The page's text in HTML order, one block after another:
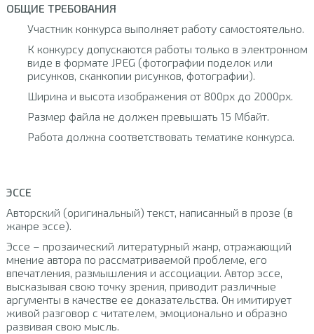
ОБЩИЕ ТРЕБОВАНИЯ
Участник конкурса выполняет работу самостоятельно.
К конкурсу допускаются работы только в электронном
виде в формате JPEG (фотографии поделок или
рисунков, сканкопии рисунков, фотографии).
Ширина и высота изображения от 800px до 2000px.
Размер файла не должен превышать 15 Мбайт.
Работа должна соответствовать тематике конкурса.
ЭССЕ
Авторский (оригинальный) текст, написанный в прозе (в
жанре эссе).
Эссе – прозаический литературный жанр, отражающий
мнение автора по рассматриваемой проблеме, его
впечатления, размышления и ассоциации. Автор эссе,
высказывая свою точку зрения, приводит различные
аргументы в качестве ее доказательства. Он имитирует
живой разговор с читателем, эмоционально и образно
развивая свою мысль.